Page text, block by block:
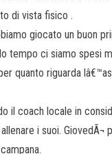
di vista fisico .
giocato un buon
tempo ci siamo spesi
quanto riguarda
il coach locale in
i suoi.